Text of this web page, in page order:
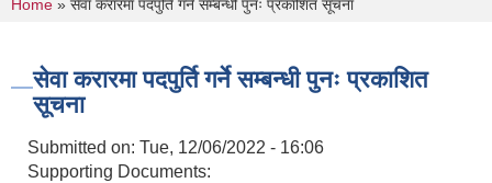
You are here
Home » सेवा करारमा पदपुर्ति गर्ने सम्बन्धी पुनः प्रकाशित सूचना
सेवा करारमा पदपुर्ति गर्ने सम्बन्धी पुनः प्रकाशित
सूचना
Submitted on: Tue, 12/06/2022 - 16:06
Supporting Documents: